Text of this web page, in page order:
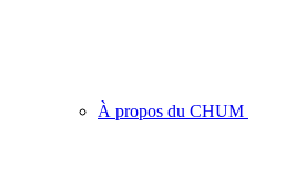
À propos du CHUM